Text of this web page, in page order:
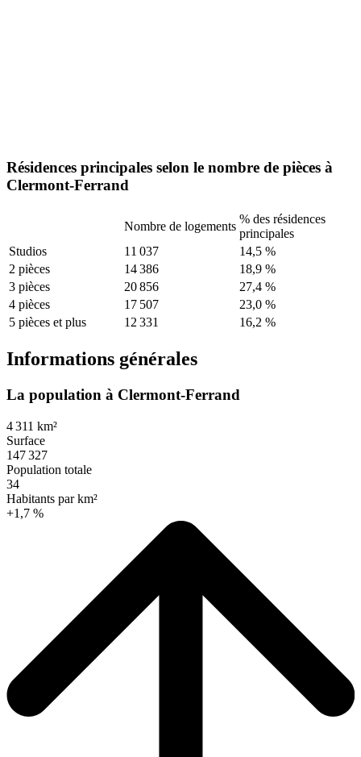
Résidences principales selon le nombre de pièces à
Clermont-Ferrand
Nombre de logements
% des résidences
principales
Studios
11 037
14,5 %
2 pièces
14 386
18,9 %
3 pièces
20 856
27,4 %
4 pièces
17 507
23,0 %
5 pièces et plus
12 331 16,2 %
Informations générales
La population à Clermont-Ferrand
4 311 km²
Surface
147 327
Population totale
34
Habitants par km²
+1,7 %